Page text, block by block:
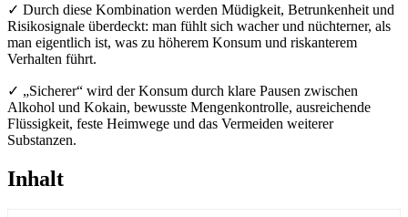
✓ Durch diese Kombination werden Müdigkeit, Betrunkenheit und
Risikosignale überdeckt: man fühlt sich wacher und nüchterner, als
man eigentlich ist, was zu höherem Konsum und riskanterem
Verhalten führt.
✓ „Sicherer“ wird der Konsum durch klare Pausen zwischen
Alkohol und Kokain, bewusste Mengenkontrolle, ausreichende
Flüssigkeit, feste Heimwege und das Vermeiden weiterer
Substanzen.
Inhalt